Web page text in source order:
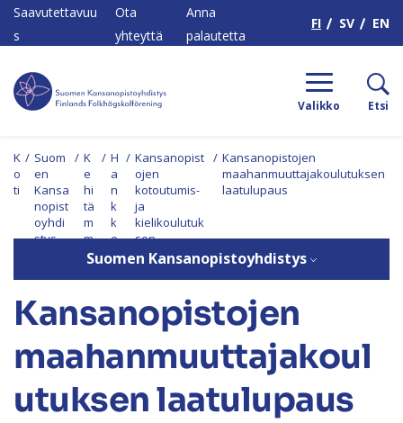
Saavutettavuu
s
Ota
yhteyttä
Anna
palautetta
FI SV EN
Valikko Etsi
K
o
ti
/ Suom
en
Kansa
nopist
oyhdi
stys
/ K
e
hi
tä
m
m
e
/ H
a
n
k
k
e
et
/ Kansanopist
ojen
kotoutumis-
ja
kielikoulutuk
sen
mallintamine
/ Kansanopistojen
maahanmuuttajakoulutuksen
laatulupaus
Suomen Kansanopistoyhdistys
Kansanopistojen
maahanmuuttajakoul
utuksen laatulupaus